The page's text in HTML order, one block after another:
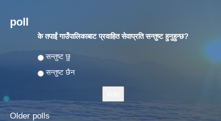
poll
के तपाईं गाउँपालिकाबाट प्रवाहित सेवाप्रति सन्तुष्ट हुनुहुन्छ?
Choices
सन्तुष्ट छु
सन्तुष्ट छैन
Older polls